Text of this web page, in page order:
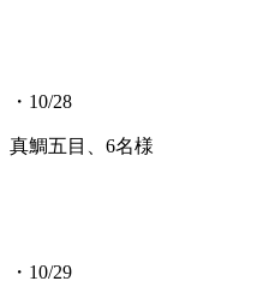
・10/28
真鯛五目、6名様
・10/29